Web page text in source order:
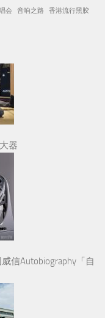
会 音响之路 香港流行黑胶
器
信Autobiography「自